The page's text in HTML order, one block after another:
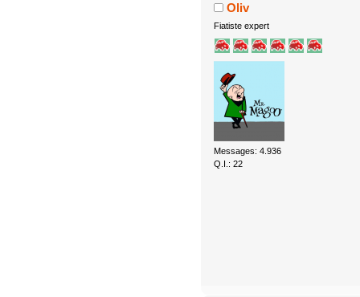
Oliv
Fiatiste expert
Messages: 4.936
Q.I.: 22